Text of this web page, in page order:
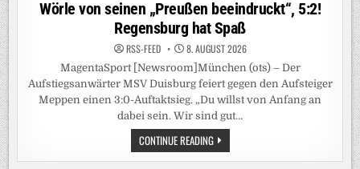
Wörle von seinen „Preußen beeindruckt“, 5:2!
Regensburg hat Spaß
RSS-FEED 8. AUGUST 2026
MagentaSport [Newsroom]München (ots) – Der
Aufstiegsanwärter MSV Duisburg feiert gegen den Aufsteiger
Meppen einen 3:0-Auftaktsieg. „Du willst von Anfang an
dabei sein. Wir sind gut…
CONTINUE READING3.LIGA
KOMPLETT
LIVE